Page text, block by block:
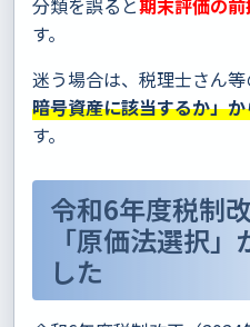
分類を誤ると期末評価の
す。
迷う場合は、税理士さん等
暗号資産に該当するか」
す。
令和6年度税制
「原価法選択
した